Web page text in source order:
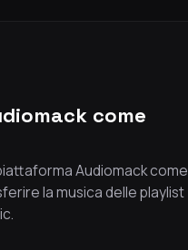
come
Audiomack come
la musica delle playlist